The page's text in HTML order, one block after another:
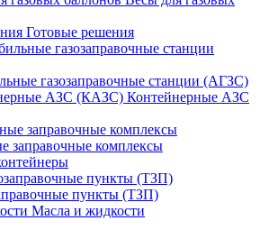
Готовые решения
газозаправочные станции (АГЗС)
Контейнерные АЗС
заправочные комплексы
пункты (ТЗП)
Масла и жидкости